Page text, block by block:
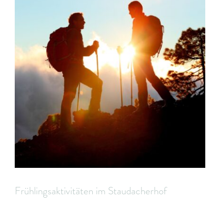
Frühlingsaktivitäten im Staudacherhof